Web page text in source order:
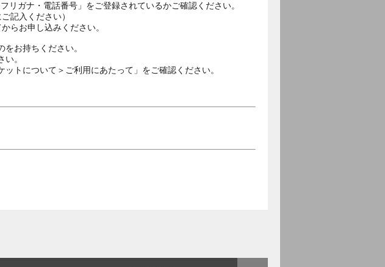
リガナ・電話番号」をご登録されているかご確認ください。
記入ください）
からお申し込みください。
お持ちください。
。
トについて＞ご利用にあたって」をご確認ください。